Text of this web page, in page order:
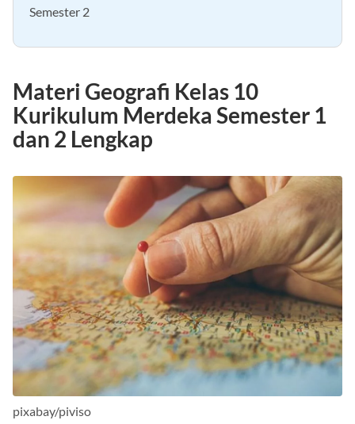
Semester 2
Materi Geografi Kelas 10
Kurikulum Merdeka Semester 1
dan 2 Lengkap
pixabay/piviso